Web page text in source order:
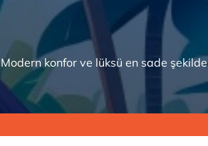
konfor ve lüksü en sade şekilde